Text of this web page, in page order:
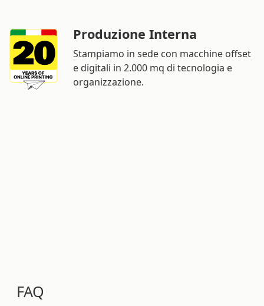
Produzione Interna
Stampiamo in sede con macchine offset
e digitali in 2.000 mq di tecnologia e
organizzazione.
FAQ